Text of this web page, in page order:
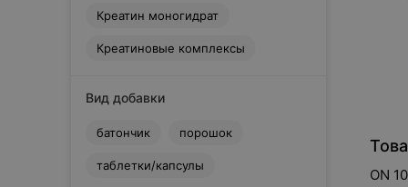
Креатин моногидрат
Креатиновые комплексы
Вид добавки
батончик порошок
таблетки/капсулы
ON